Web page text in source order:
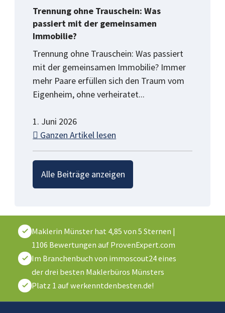
Trennung ohne Trauschein: Was
passiert mit der gemeinsamen
Immobilie?
Trennung ohne Trauschein: Was passiert
mit der gemeinsamen Immobilie? Immer
mehr Paare erfüllen sich den Traum vom
Eigenheim, ohne verheiratet...
1. Juni 2026
Ganzen Artikel lesen
Alle Beiträge anzeigen
Maklerin Münster hat 4,85 von 5 Sternen |
1106 Bewertungen auf ProvenExpert.com
Im Branchenbuch von immoscout24 eines
der drei besten Maklerbüros Münsters
Platz 1 auf werkenntdenbesten.de!